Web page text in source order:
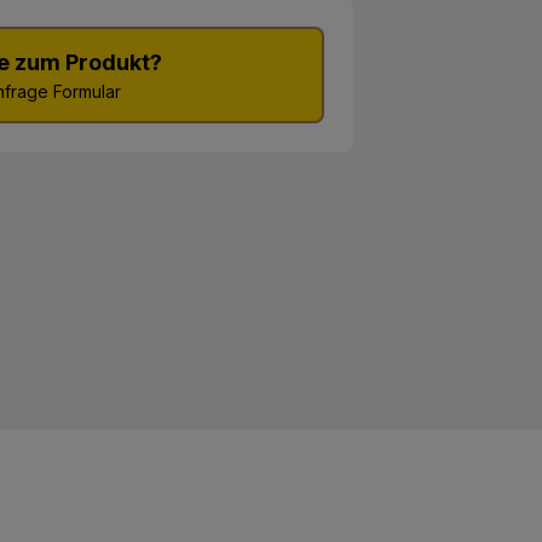
zum Produkt?
Formular